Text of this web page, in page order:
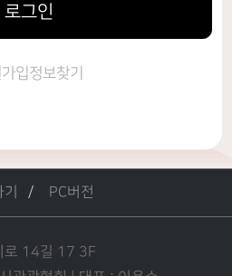
로그인
입정보찾기
PC버전
로 14길 17 3F